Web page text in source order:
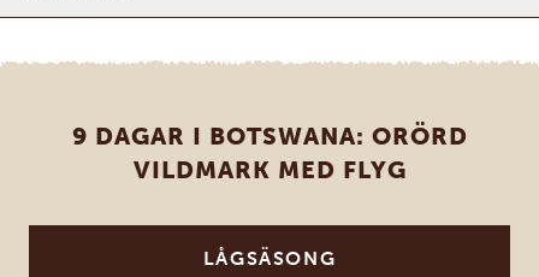
9 DAGAR I BOTSWANA: ORÖRD
VILDMARK MED FLYG
LÅGSÄSONG